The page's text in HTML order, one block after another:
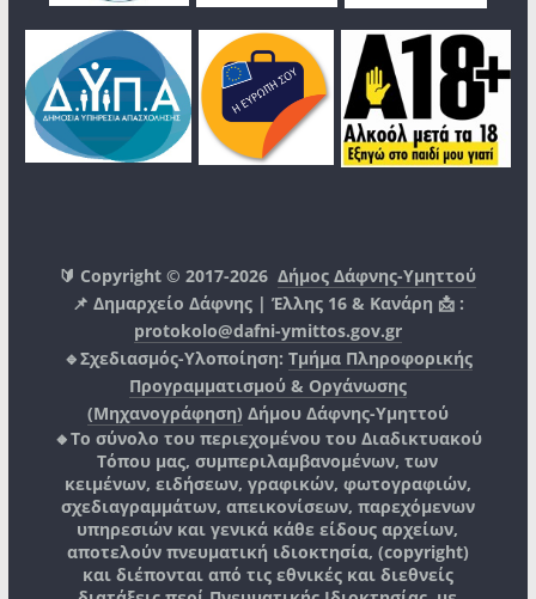
🔰 Copyright © 2017-2026Δήμος Δάφνης-Υμηττού
📌 Δημαρχείο Δάφνης | Έλλης 16 & Κανάρη 📩 :
protokolo@dafni-ymittos.gov.gr
🔹Σχεδιασμός-Υλοποίηση: Τμήμα Πληροφορικής
Προγραμματισμού & Οργάνωσης
(Μηχανογράφηση) Δήμου Δάφνης-Υμηττού
🔸Το σύνολο του περιεχομένου του Διαδικτυακού
Τόπου μας, συμπεριλαμβανομένων, των
κειμένων, ειδήσεων, γραφικών, φωτογραφιών,
σχεδιαγραμμάτων, απεικονίσεων, παρεχόμενων
υπηρεσιών και γενικά κάθε είδους αρχείων,
αποτελούν πνευματική ιδιοκτησία, (copyright)
και διέπονται από τις εθνικές και διεθνείς